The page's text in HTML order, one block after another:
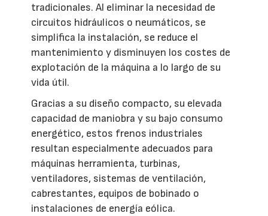
tradicionales. Al eliminar la necesidad de
circuitos hidráulicos o neumáticos, se
simplifica la instalación, se reduce el
mantenimiento y disminuyen los costes de
explotación de la máquina a lo largo de su
vida útil.
Gracias a su diseño compacto, su elevada
capacidad de maniobra y su bajo consumo
energético, estos frenos industriales
resultan especialmente adecuados para
máquinas herramienta, turbinas,
ventiladores, sistemas de ventilación,
cabrestantes, equipos de bobinado o
instalaciones de energía eólica.